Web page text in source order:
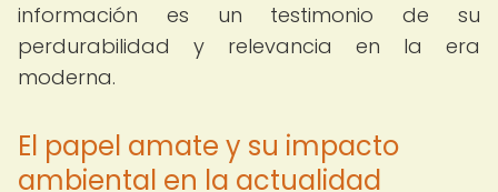
información es un testimonio de su
perdurabilidad y relevancia en la era
moderna.
El papel amate y su impacto
ambiental en la actualidad